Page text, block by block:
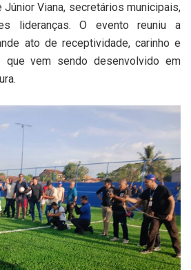
Júnior Viana, secretários municipais,
lideranças. O evento reuniu a
ato de receptividade, carinho e
que vem sendo desenvolvido em